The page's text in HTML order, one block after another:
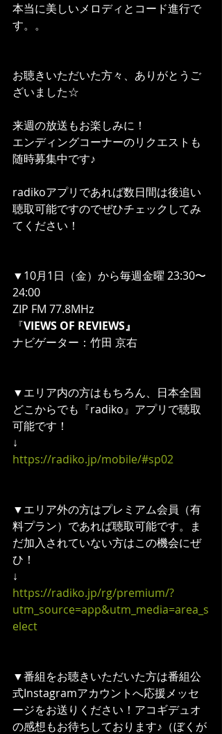
本当に美しいメロディとコード進行で
す。。
お聴きいただいた方々、ありがとうご
ざいました☆
来週の放送もお楽しみに！
エンディングコーナーのリクエストも
随時募集中です♪
radikoアプリであれば数日間は後追い
聴取可能ですのでぜひチェックしてみ
てください！
▼10月1日（金）から毎週金曜 23:30〜
24:00
ZIP FM 77.8MHz
『VIEWS OF REVIEWS』
ナビゲーター：竹田 京右
▼エリア内の方はもちろん、日本全国
どこからでも『radiko』アプリで聴取
可能です！
↓
https://radiko.jp/mobile/#sp02
▼エリア外の方はプレミアム会員（有
料プラン）であれば聴取可能です。ま
だ加入されていない方はこの機会にぜ
ひ！
↓
https://radiko.jp/rg/premium/?
utm_source=app&utm_media=area_s
elect
▼番組をお聴きいただいた方は番組公
式Instagramアカウントへ応援メッセ
ージをお送りください！アコギデュオ
の感想もお待ちしております♪（ぼくが